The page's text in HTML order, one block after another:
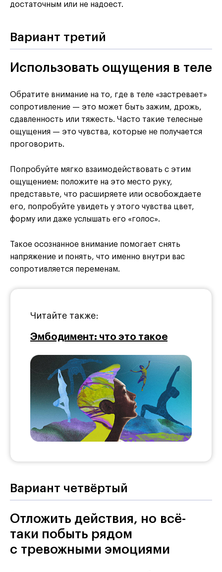
достаточным или не надоест.
Вариант третий
Использовать ощущения в теле
Обратите внимание на то, где в теле «застревает»
сопротивление — это может быть зажим, дрожь,
сдавленность или тяжесть. Часто такие телесные
ощущения — это чувства, которые не получается
проговорить.
Попробуйте мягко взаимодействовать с этим
ощущением: положите на это место руку,
представьте, что расширяете или освобождаете
его, попробуйте увидеть у этого чувства цвет,
форму или даже услышать его «голос».
Такое осознанное внимание помогает снять
напряжение и понять, что именно внутри вас
сопротивляется переменам.
Читайте также:
Эмбодимент: что это такое
Вариант четвёртый
Отложить действия, но всё-
таки побыть рядом
с тревожными эмоциями